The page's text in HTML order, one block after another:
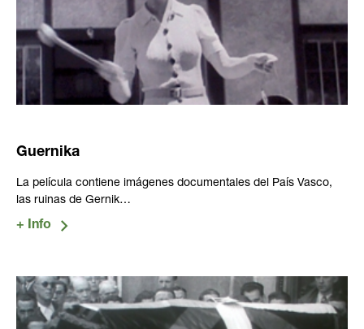
Guernika
La película contiene imágenes documentales del País Vasco,
las ruinas de Gernik…